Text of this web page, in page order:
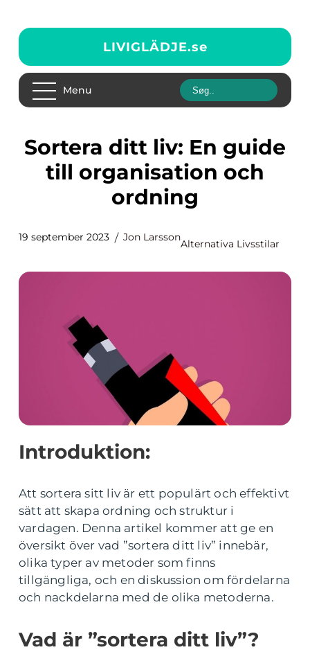
LIVIGLÄDJE.se
Menu
Sortera ditt liv: En guide
till organisation och
ordning
19 september 2023 Jon Larsson
Alternativa Livsstilar
Introduktion:
Att sortera sitt liv är ett populärt och effektivt
sätt att skapa ordning och struktur i
vardagen. Denna artikel kommer att ge en
översikt över vad ”sortera ditt liv” innebär,
olika typer av metoder som finns
tillgängliga, och en diskussion om fördelarna
och nackdelarna med de olika metoderna.
Vad är ”sortera ditt liv”?